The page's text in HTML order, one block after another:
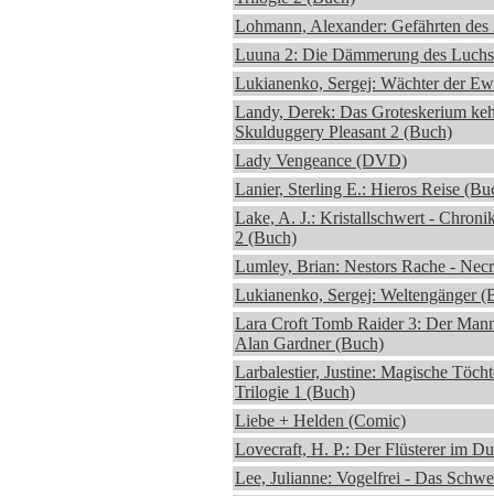
Lohmann, Alexander: Gefährten
Luuna 2: Die Dämmerung des
Lukianenko, Sergej: Wächter der
Landy, Derek: Das Groteskerium
Skulduggery Pleasant 2 (Buch)
Lady Vengeance (DVD)
Lanier, Sterling E.: Hieros Reise
Lake, A. J.: Kristallschwert -
2 (Buch)
Lumley, Brian: Nestors Rache -
Lukianenko, Sergej: Weltengänger
Lara Croft Tomb Raider 3: Der
Alan Gardner (Buch)
Larbalestier, Justine: Magische
Trilogie 1 (Buch)
Liebe + Helden (Comic)
Lovecraft, H. P.: Der Flüsterer im
Lee, Julianne: Vogelfrei - Das